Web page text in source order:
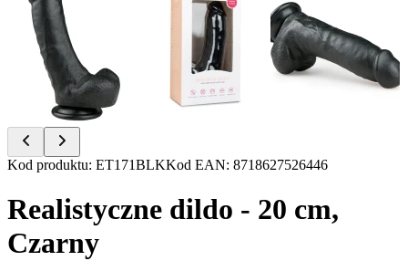
Item
of
Kod produktu: ET171BLKKod EAN: 8718627526446
Realistyczne dildo - 20 cm,
Czarny